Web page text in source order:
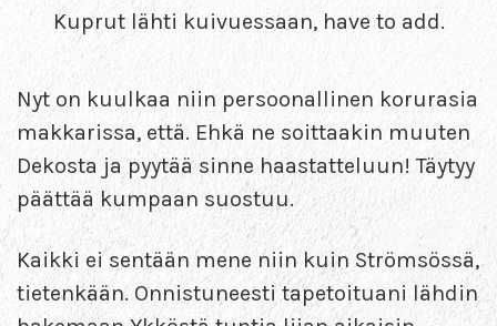
Kuprut lähti kuivuessaan, have to add.
Nyt on kuulkaa niin persoonallinen korurasia
makkarissa, että. Ehkä ne soittaakin muuten
Dekosta ja pyytää sinne haastatteluun! Täytyy
päättää kumpaan suostuu.
Kaikki ei sentään mene niin kuin Strömsössä,
tietenkään. Onnistuneesti tapetoituani lähdin